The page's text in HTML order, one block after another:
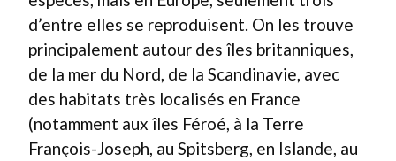
d’entre elles se reproduisent. On les trouve
principalement autour des îles britanniques,
de la mer du Nord, de la Scandinavie, avec
des habitats très localisés en France
(notamment aux îles Féroé, à la Terre
François-Joseph, au Spitsberg, en Islande, au